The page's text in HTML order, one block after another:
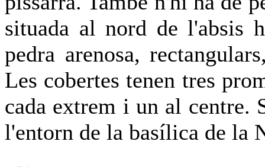
situada al nord de l'absis
pedra arenosa,
Les cobertes tenen tres
cada extrem i un al centre.
l'entorn de la basílica de la